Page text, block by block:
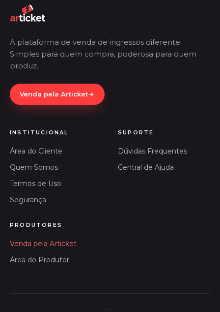
A plataforma de venda de ingressos diferente.
Simples para quem compra, poderosa para quem
produz.
Venda pela Articket
INSTITUCIONAL
Área do Cliente
Quem Somos
Termos de Uso
Segurança
SUPORTE
Dúvidas Frequentes
Central de Ajuda
PRODUTORES
Venda pela Articket
Área do Produtor